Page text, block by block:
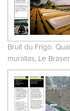
Bruit du Frigo.
murallas, Le